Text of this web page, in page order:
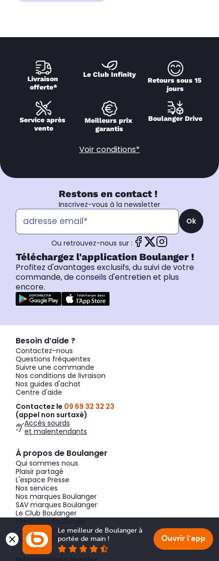
Livraison
offerte*
Le Club Infinity
Retours sous 15
jours
Service après
vente
Meilleurs prix
garantis
Boulanger Drive
Voir conditions*
Restons en contact !
Inscrivez-vous à la newsletter
Ok
Ou retrouvez-nous sur :
Téléchargez l'application Boulanger !
Profitez d'avantages exclusifs, du suivi de votre
commande, de conseils d'entretien et plus
encore.
Besoin d’aide ?
Contactez-nous
Questions fréquentes
Suivre une commande
Nos conditions de livraison
Nos guides d'achat
Centre d'aide
Contactez le 09 69 32 32 23
(appel non surtaxé)
Accès sourds
et malentendants
À propos de Boulanger
Qui sommes nous
Plaisir partagé
L'espace Presse
Nos services
Nos marques Boulanger
SAV marques Boulanger
Le Club Boulanger
Client professionnel
Boulanger INFINITY
Le meilleur de Boulanger à
portée de main !
Ouvrir l'app